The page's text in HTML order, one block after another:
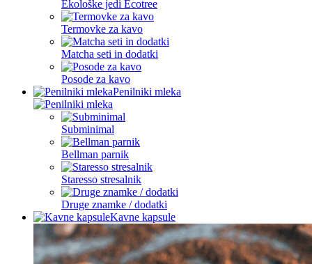
Ekološke jedi Ecotree
Termovke za kavo
Matcha seti in dodatki
Posode za kavo
Penilniki mleka
Subminimal
Bellman parnik
Staresso stresalnik
Druge znamke / dodatki
Kavne kapsule